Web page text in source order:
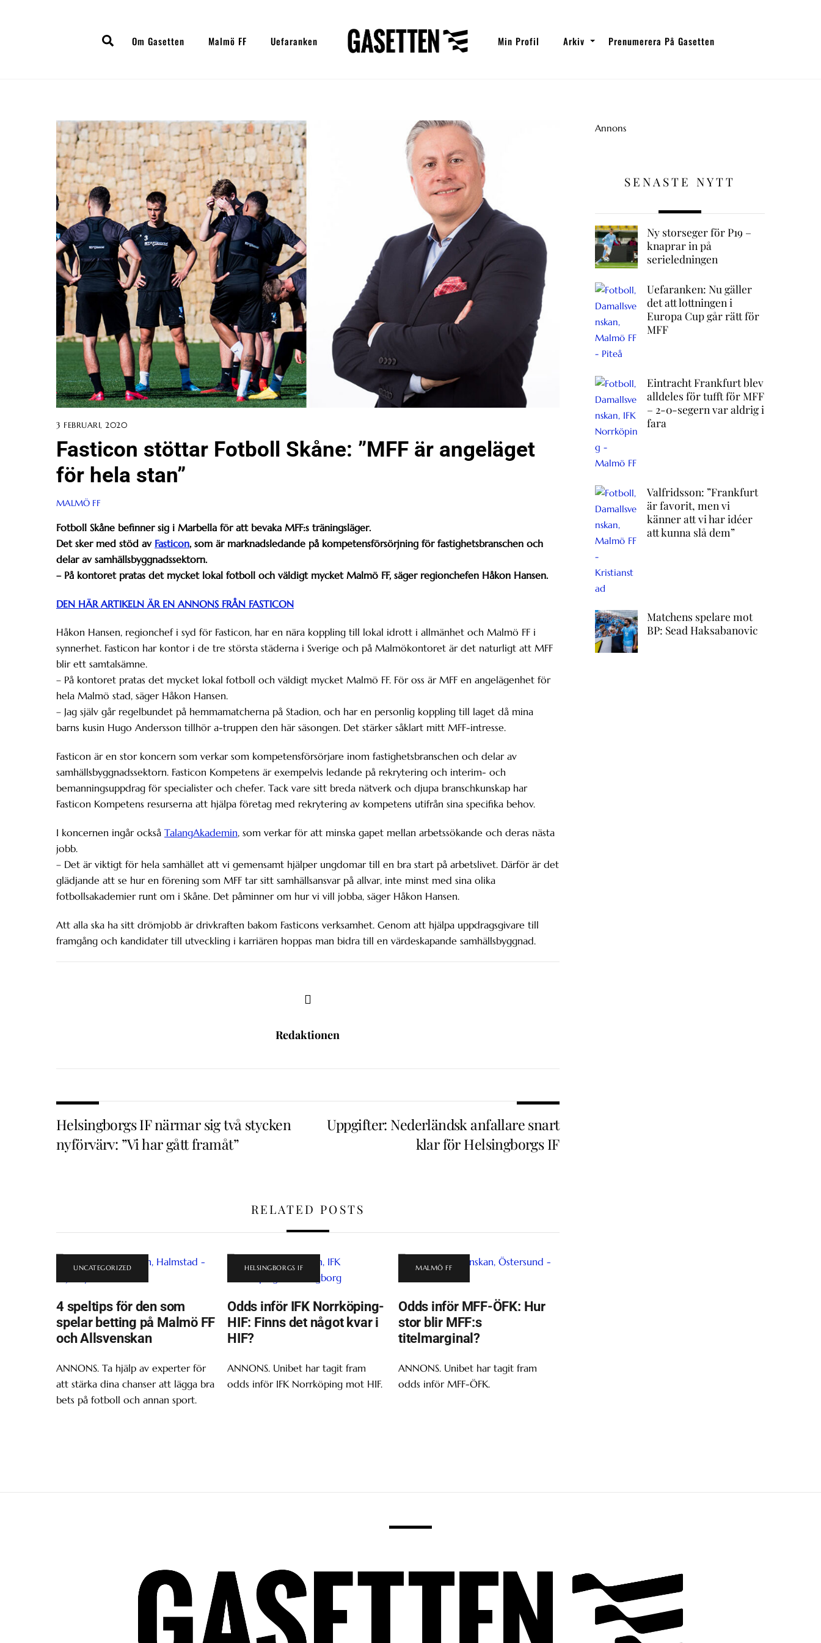
SearchOm Gasetten Malmö FF Uefaranken Min Profil Arkiv Prenumerera På Gasetten
3 FEBRUARI, 2020
Fasticon stöttar Fotboll Skåne: ”MFF är angeläget
för hela stan”
MALMÖ FF
Fotboll Skåne befinner sig i Marbella för att bevaka MFF:s träningsläger.
Det sker med stöd av Fasticon, som är marknadsledande på kompetensförsörjning för fastighetsbranschen och
delar av samhällsbyggnadssektorn.
– På kontoret pratas det mycket lokal fotboll och väldigt mycket Malmö FF, säger regionchefen Håkon Hansen.
DEN HÄR ARTIKELN ÄR EN ANNONS FRÅN FASTICON
Håkon Hansen, regionchef i syd för Fasticon, har en nära koppling till lokal idrott i allmänhet och Malmö FF i
synnerhet. Fasticon har kontor i de tre största städerna i Sverige och på Malmökontoret är det naturligt att MFF
blir ett samtalsämne.
– På kontoret pratas det mycket lokal fotboll och väldigt mycket Malmö FF. För oss är MFF en angelägenhet för
hela Malmö stad, säger Håkon Hansen.
– Jag själv går regelbundet på hemmamatcherna på Stadion, och har en personlig koppling till laget då mina
barns kusin Hugo Andersson tillhör a-truppen den här säsongen. Det stärker såklart mitt MFF-intresse.
Fasticon är en stor koncern som verkar som kompetensförsörjare inom fastighetsbranschen och delar av
samhällsbyggnadssektorn. Fasticon Kompetens är exempelvis ledande på rekrytering och interim- och
bemanningsuppdrag för specialister och chefer. Tack vare sitt breda nätverk och djupa branschkunskap har
Fasticon Kompetens resurserna att hjälpa företag med rekrytering av kompetens utifrån sina specifika behov.
I koncernen ingår också TalangAkademin, som verkar för att minska gapet mellan arbetssökande och deras nästa
jobb.
– Det är viktigt för hela samhället att vi gemensamt hjälper ungdomar till en bra start på arbetslivet. Därför är det
glädjande att se hur en förening som MFF tar sitt samhällsansvar på allvar, inte minst med sina olika
fotbollsakademier runt om i Skåne. Det påminner om hur vi vill jobba, säger Håkon Hansen.
Att alla ska ha sitt drömjobb är drivkraften bakom Fasticons verksamhet. Genom att hjälpa uppdragsgivare till
framgång och kandidater till utveckling i karriären hoppas man bidra till en värdeskapande samhällsbyggnad.
Redaktionen
Helsingborgs IF närmar sig två stycken
nyförvärv: ”Vi har gått framåt”
Uppgifter: Nederländsk anfallare snart
klar för Helsingborgs IF
RELATED POSTS
UNCATEGORIZED
4 speltips för den som
spelar betting på Malmö FF
och Allsvenskan
ANNONS. Ta hjälp av experter för
att stärka dina chanser att lägga bra
bets på fotboll och annan sport.
HELSINGBORGS IF
Odds inför IFK Norrköping-
HIF: Finns det något kvar i
HIF?
ANNONS. Unibet har tagit fram
odds inför IFK Norrköping mot HIF.
MALMÖ FF
Odds inför MFF-ÖFK: Hur
stor blir MFF:s
titelmarginal?
ANNONS. Unibet har tagit fram
odds inför MFF-ÖFK.
Annons
SENASTE NYTT
Ny storseger för P19 –
knaprar in på
serieledningen
Uefaranken: Nu gäller
det att lottningen i
Europa Cup går rätt för
MFF
Eintracht Frankfurt blev
alldeles för tufft för MFF
– 2-0-segern var aldrig i
fara
Valfridsson: ”Frankfurt
är favorit, men vi
känner att vi har idéer
att kunna slå dem”
Matchens spelare mot
BP: Sead Haksabanovic